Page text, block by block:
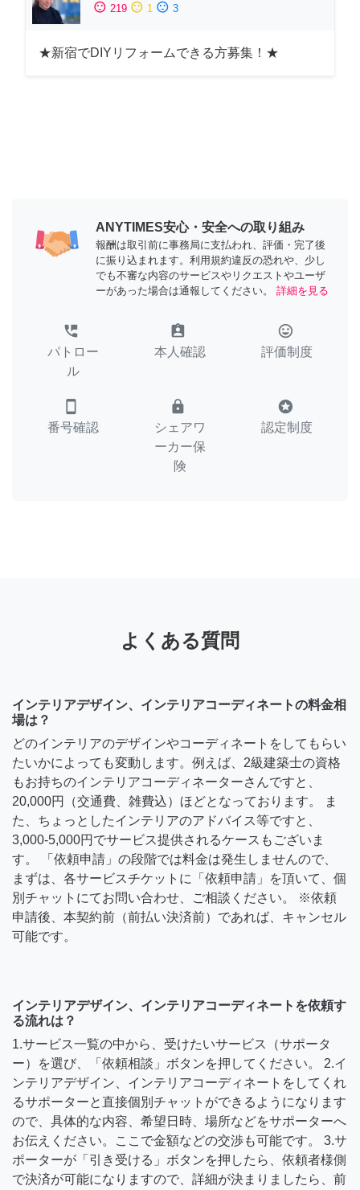
sentiment_satisfied 219 sentiment_neutral 1 sentiment_dissatisfied 3
★新宿でDIYリフォームできる方募集！★
ANYTIMES安心・安全への取り組み
報酬は取引前に事務局に支払われ、評価・完了後
に振り込まれます。利用規約違反の恐れや、少し
でも不審な内容のサービスやリクエストやユーザ
ーがあった場合は通報してください。
詳細を見る
perm_phone_msg
パトロー
ル
assignment_ind
本人確認
tag_faces
評価制度
smartphone
番号確認
lock
シェアワ
ーカー保
険
stars
認定制度
よくある質問
インテリアデザイン、インテリアコーディネートの料金相
場は？
どのインテリアのデザインやコーディネートをしてもらい
たいかによっても変動します。例えば、2級建築士の資格
もお持ちのインテリアコーディネーターさんですと、
20,000円（交通費、雑費込）ほどとなっております。 ま
た、ちょっとしたインテリアのアドバイス等ですと、
3,000-5,000円でサービス提供されるケースもございま
す。 「依頼申請」の段階では料金は発生しませんので、
まずは、各サービスチケットに「依頼申請」を頂いて、個
別チャットにてお問い合わせ、ご相談ください。 ※依頼
申請後、本契約前（前払い決済前）であれば、キャンセル
可能です。
インテリアデザイン、インテリアコーディネートを依頼す
る流れは？
1.サービス一覧の中から、受けたいサービス（サポータ
ー）を選び、「依頼相談」ボタンを押してください。 2.イ
ンテリアデザイン、インテリアコーディネートをしてくれ
るサポーターと直接個別チャットができるようになります
ので、具体的な内容、希望日時、場所などをサポーターへ
お伝えください。ここで金額などの交渉も可能です。 3.サ
ポーターが「引き受ける」ボタンを押したら、依頼者様側
で決済が可能になりますので、詳細が決まりましたら、前